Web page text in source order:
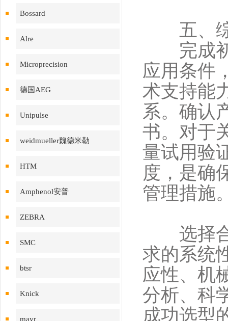
Bossard
Alre
Microprecision
德国AEG
Unipulse
weidmueller魏德米勒
HTM
Amphenol安普
ZEBRA
SMC
btsr
Knick
mayr
五、综
完成初
应用条件
术支持能
系。确认
书。对于
量试用验
度，是确
管理措施
选择
求的系统
应性、机
分析、科
成功选型